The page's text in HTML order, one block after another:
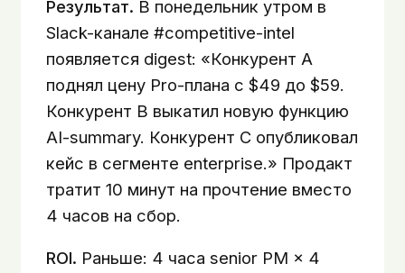
Результат. В понедельник утром в
Slack-канале #competitive-intel
появляется digest: «Конкурент A
поднял цену Pro-плана с $49 до $59.
Конкурент B выкатил новую функцию
AI-summary. Конкурент C опубликовал
кейс в сегменте enterprise.» Продакт
тратит 10 минут на прочтение вместо
4 часов на сбор.
ROI. Раньше: 4 часа senior PM × 4